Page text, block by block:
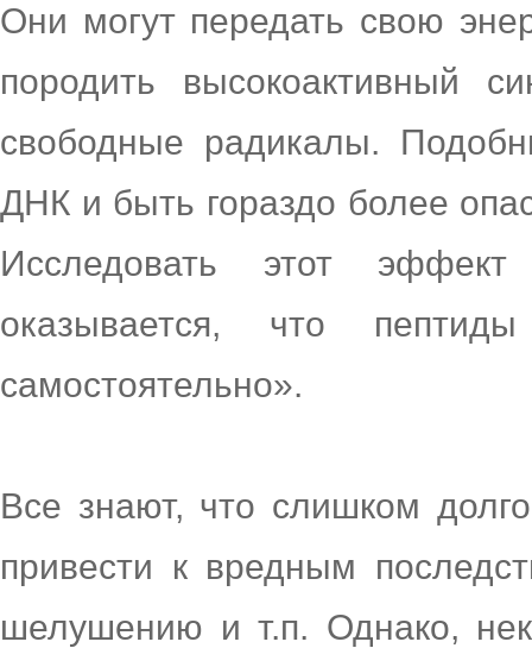
Они могут передать свою
породить высокоактивный
свободные радикалы.
ДНК и быть гораздо более
Исследовать этот
оказывается, что
самостоятельно».
Все знают, что слишком
привести к вредным
шелушению и т.п. Однако,